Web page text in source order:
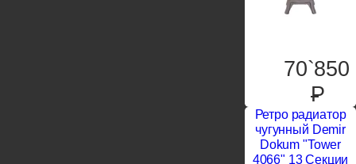
70`850
P
Ретро радиатор
чугунный Demir
Dokum "Tower
4066" 13 Секции